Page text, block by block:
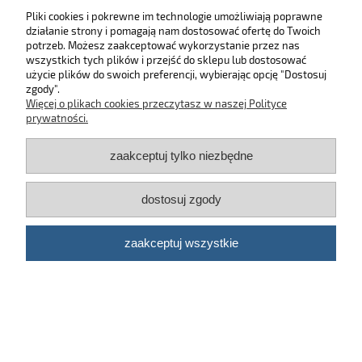
SKLEP
MOJE KONTO
BĄDŹ NA BIEŻĄCO!
Kosmetyki samochodowe Automotive Care©2026 | PlatformaShoper
pokaż pełną wersję strony
Pliki cookies i pokrewne im technologie umożliwiają poprawne
działanie strony i pomagają nam dostosować ofertę do Twoich
potrzeb. Możesz zaakceptować wykorzystanie przez nas
wszystkich tych plików i przejść do sklepu lub dostosować
użycie plików do swoich preferencji, wybierając opcję "Dostosuj
zgody".
Więcej o plikach cookies przeczytasz w naszej Polityce
prywatności.
zaakceptuj tylko niezbędne
dostosuj zgody
zaakceptuj wszystkie